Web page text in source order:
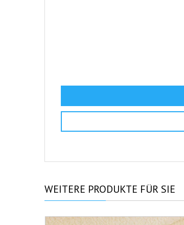
WEITERE PRODUKTE FÜR SIE